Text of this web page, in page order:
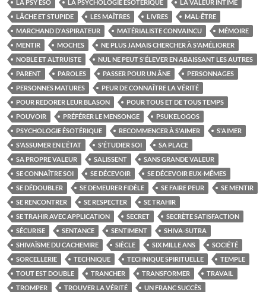
LA PSY ÉSO LA PSYCHOLOGIE ÉSOTÉRIQUE
LA VALEUR INTIME
LÂCHE ET STUPIDE
LES MAÎTRES LIVRES
MAL-ÊTRE
MARCHAND D'ASPIRATEUR
MATÉRIALISTE CONVAINCU
MÉMOIRE
MENTIR
MOCHES
NE PLUS JAMAIS CHERCHER À S'AMÉLIORER
NOBLE ET ALTRUISTE
NUL NE PEUT S'ÉLEVER EN ABAISSANT LES AUTRES
PARENT
PAROLES PASSER POUR UN ÂNE
PERSONNAGES
PERSONNES MATURES
PEUR DE CONNAÎTRE LA VÉRITÉ
POUR REDORER LEUR BLASON
POUR TOUS ET DE TOUS TEMPS
POUVOIR
PRÉFÉRER LE MENSONGE
PSUKELOGOS
PSYCHOLOGIE ÉSOTÉRIQUE
RECOMMENCER À S'AIMER
S'AIMER
S'ASSUMER EN L'ÉTAT
S'ÉTUDIER SOI
SA PLACE
SA PROPRE VALEUR
SALISSENT
SANS GRANDE VALEUR
SE CONNAÎTRE SOI
SE DÉCEVOIR
SE DÉCEVOIR EUX-MÊMES
SE DÉDOUBLER
SE DEMEURER FIDÈLE SE FAIRE PEUR
SE MENTIR
SE RENCONTRER
SE RESPECTER
SE TRAHIR
SE TRAHIR AVEC APPLICATION
SECRET
SECRÈTE SATISFACTION
SÉCURISE
SENTANCE SENTIMENT
SHIVA-SUTRA
SHIVAÏSME DU CACHEMIRE
SIÈCLE SIX MILLE ANS
SOCIÉTÉ
SORCELLERIE
TECHNIQUE TECHNIQUE SPIRITUELLE
TEMPLE
TOUT EST DOUBLE
TRANCHER TRANSFORMER
TRAVAIL
TROMPER
TROUVER LA VÉRITÉ
UN FRANC SUCCÈS